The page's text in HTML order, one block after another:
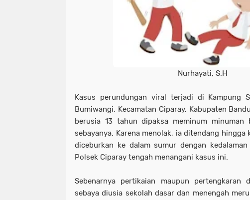
Nurhayati, S.H
Kasus perundungan viral terjadi di Kampung
Bumiwangi, Kecamatan Ciparay, Kabupaten
berusia 13 tahun dipaksa meminum minuman
sebayanya. Karena menolak, ia ditendang hingga
diceburkan ke dalam sumur dengan
Polsek Ciparay tengah menangani kasus ini.
Sebenarnya pertikaian maupun pertengkaran
sebaya diusia sekolah dasar dan menengah